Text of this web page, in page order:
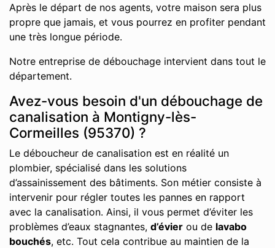
Après le départ de nos agents, votre maison sera plus
propre que jamais, et vous pourrez en profiter pendant
une très longue période.
Notre entreprise de débouchage intervient dans tout le
département.
Avez-vous besoin d'un débouchage de
canalisation à Montigny-lès-
Cormeilles (95370) ?
Le déboucheur de canalisation est en réalité un
plombier, spécialisé dans les solutions
d’assainissement des bâtiments. Son métier consiste à
intervenir pour régler toutes les pannes en rapport
avec la canalisation. Ainsi, il vous permet d’éviter les
problèmes d’eaux stagnantes, d’évier ou de lavabo
bouchés, etc. Tout cela contribue au maintien de la